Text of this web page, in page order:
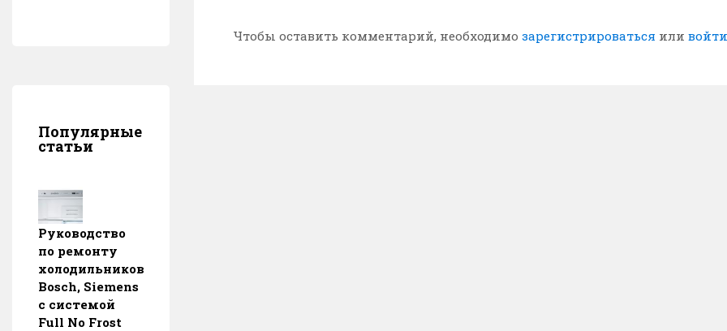
Популярные
статьи
Руководство
по ремонту
холодильников
Bosch, Siemens
с системой
Full No Frost
Чтобы оставить комментарий, необходимо зарегистрироваться или войти